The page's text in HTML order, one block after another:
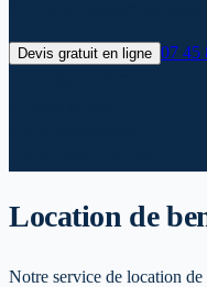
Devis gratuit en ligne 07 45
Location de
Notre service de location